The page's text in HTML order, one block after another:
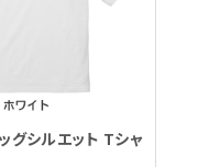
グシルエット Tシャ